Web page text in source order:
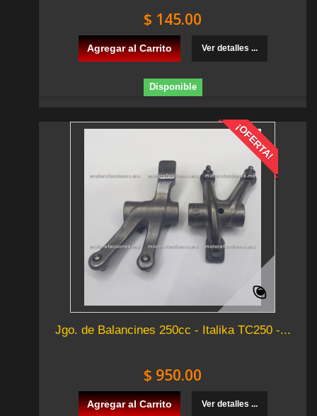
$ 145.00
Agregar al Carrito Ver detalles ...
Disponible
¡OFERTA!
Jgo. de Balancines 250cc - Italika TC250 -...
$ 950.00
Agregar al Carrito Ver detalles ...